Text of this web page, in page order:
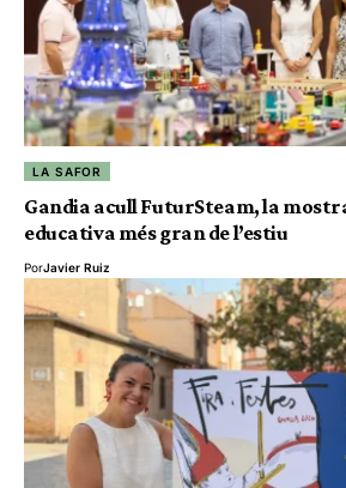
LA SAFOR
Gandia acull FuturSteam, la
educativa més gran de l’estiu
PorJavier Ruiz